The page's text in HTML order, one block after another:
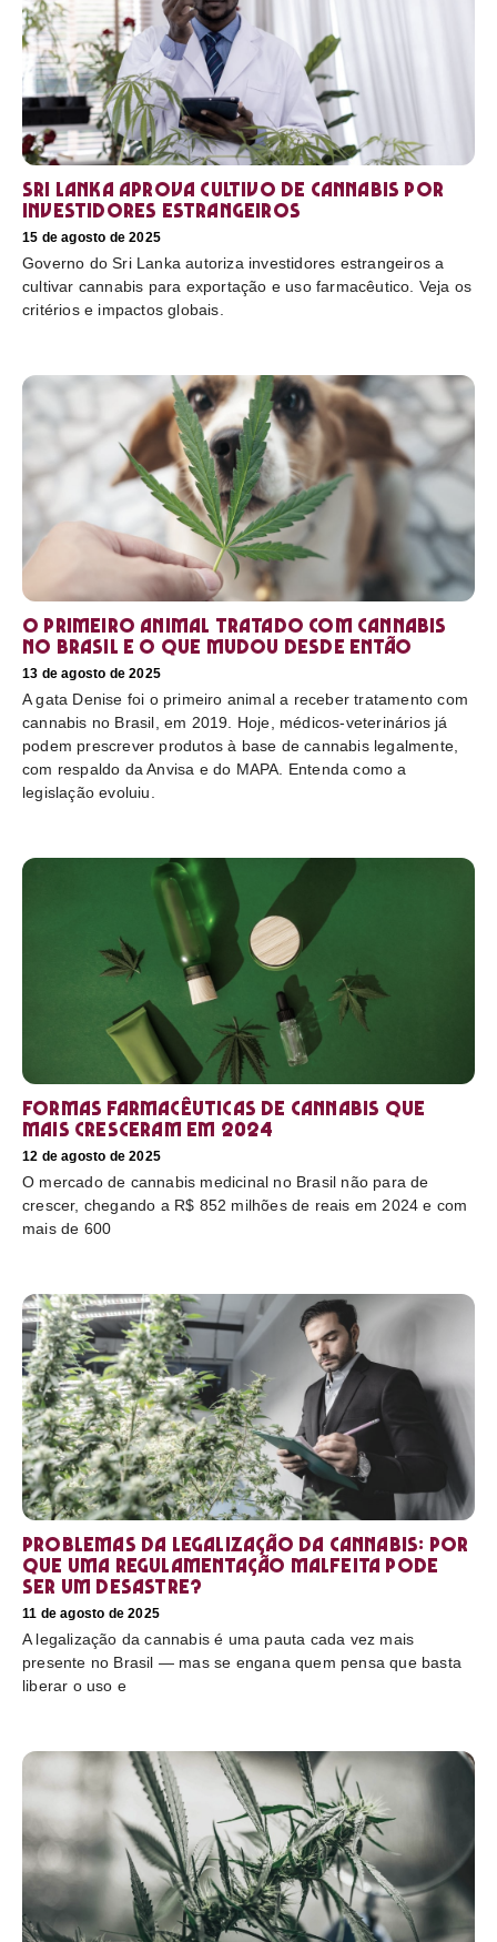
Sri Lanka aprova cultivo de cannabis por
investidores estrangeiros
15 de agosto de 2025
Governo do Sri Lanka autoriza investidores estrangeiros a
cultivar cannabis para exportação e uso farmacêutico. Veja os
critérios e impactos globais.
O primeiro animal tratado com cannabis
no Brasil e o que mudou desde então
13 de agosto de 2025
A gata Denise foi o primeiro animal a receber tratamento com
cannabis no Brasil, em 2019. Hoje, médicos-veterinários já
podem prescrever produtos à base de cannabis legalmente,
com respaldo da Anvisa e do MAPA. Entenda como a
legislação evoluiu.
Formas farmacêuticas de cannabis que
mais cresceram em 2024
12 de agosto de 2025
O mercado de cannabis medicinal no Brasil não para de
crescer, chegando a R$ 852 milhões de reais em 2024 e com
mais de 600
Problemas da legalização da cannabis: por
que uma regulamentação malfeita pode
ser um desastre?
11 de agosto de 2025
A legalização da cannabis é uma pauta cada vez mais
presente no Brasil — mas se engana quem pensa que basta
liberar o uso e